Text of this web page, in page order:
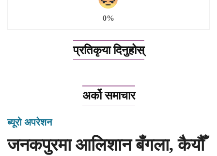
0%
प्रतिकृया दिनुहोस्
अर्को समाचार
ब्यूरो अपरेशन
जनकपुरमा आलिशान बँगला, कैयौँ